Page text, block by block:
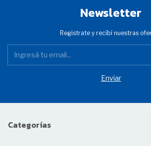
Newsletter
Registrate y recibí nuestras
Categorías